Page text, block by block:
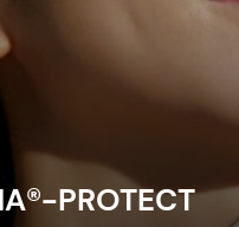
PROTECT